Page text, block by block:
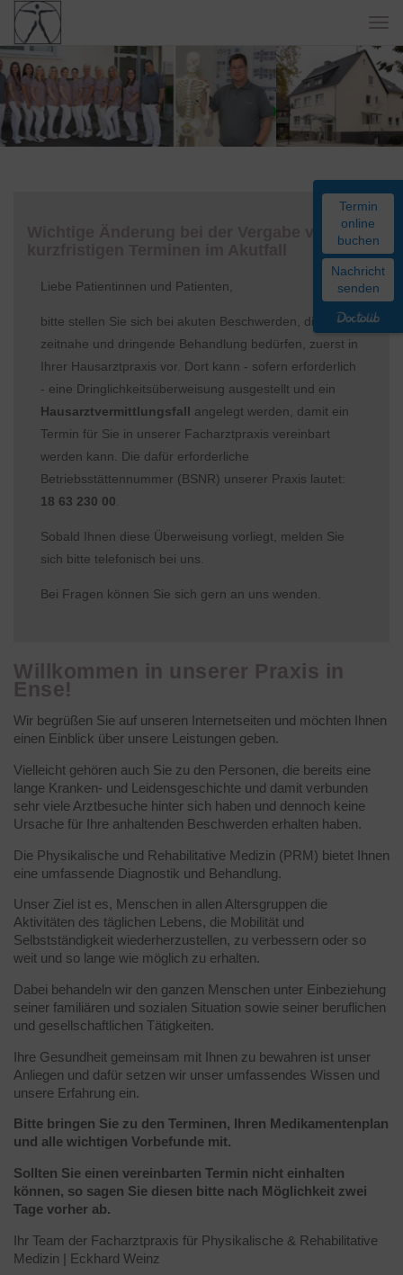
Previous
Liebe Patientinnen und Patienten,
bitte stellen Sie sich bei akuten Beschwerden, die eine
zeitnahe und dringende Behandlung bedürfen, zuerst in
Ihrer Hausarztpraxis vor. Dort kann - sofern erforderlich
- eine Dringlichkeitsüberweisung ausgestellt und ein
Hausarztvermittlungsfall angelegt werden, damit ein
Termin für Sie in unserer Facharztpraxis vereinbart
werden kann. Die dafür erforderliche
Betriebsstättennummer (BSNR) unserer Praxis lautet:
18 63 230 00
Sobald Ihnen diese Überweisung vorliegt, melden Sie
sich bitte telefonisch bei uns.
Bei Fragen können Sie sich gern an uns wenden.
Willkommen in unserer Praxis in
Ense!
Wir begrüßen Sie auf unseren Internetseiten und möchten Ihnen
einen Einblick über unsere Leistungen geben.
Vielleicht gehören auch Sie zu den Personen, die bereits eine
lange Kranken- und Leidensgeschichte und damit verbunden
sehr viele Arztbesuche hinter sich haben und dennoch keine
Ursache für Ihre anhaltenden Beschwerden erhalten haben.
Die Physikalische und Rehabilitative Medizin (PRM) bietet Ihnen
eine umfassende Diagnostik und Behandlung.
Unser Ziel ist es, Menschen in allen Altersgruppen die
Aktivitäten des täglichen Lebens, die Mobilität und
Selbstständigkeit wiederherzustellen, zu verbessern oder so
weit und so lange wie möglich zu erhalten.
Dabei behandeln wir den ganzen Menschen unter Einbeziehung
seiner familiären und sozialen Situation sowie seiner beruflichen
und gesellschaftlichen Tätigkeiten.
Ihre Gesundheit gemeinsam mit Ihnen zu bewahren ist unser
Anliegen und dafür setzen wir unser umfassendes Wissen und
unsere Erfahrung ein.
Bitte bringen Sie zu den Terminen, Ihren Medikamentenplan
und alle wichtigen Vorbefunde mit.
Sollten Sie einen vereinbarten Termin nicht einhalten
können, so sagen Sie diesen bitte nach Möglichkeit zwei
Tage vorher ab.
Ihr Team der Facharztpraxis für Physikalische & Rehabilitative
Medizin | Eckhard Weinz
Termin
online
buchen
Nachricht
senden